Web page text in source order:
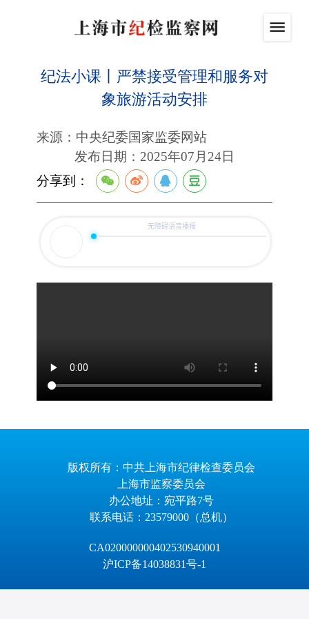
纪法小课丨严禁接受管理和服务对
象旅游活动安排
来源：中央纪委国家监委网站
发布日期：2025年07月24日
分享到：
版权所有：中共上海市纪律检查委员会
上海市监察委员会
办公地址：宛平路7号
联系电话：23579000（总机）
CA020000000402530940001
沪ICP备14038831号-1